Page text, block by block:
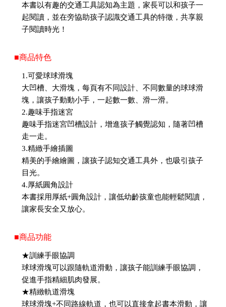
本書以有趣的交通工具認知為主題，家長可以和孩子一
起閱讀，並在旁協助孩子認識交通工具的特徵，共享親
子閱讀時光！
■商品特色
1.可愛球球滑塊
大凹槽、大滑塊，每頁有不同設計、不同數量的球球滑
塊，讓孩子動動小手，一起數一數、滑一滑。
2.趣味手指迷宮
趣味手指迷宮凹槽設計，增進孩子觸覺認知，隨著凹槽
走一走。
3.精緻手繪插圖
精美的手繪繪圖，讓孩子認知交通工具外，也吸引孩子
目光。
4.厚紙圓角設計
本書採用厚紙+圓角設計，讓低幼齡孩童也能輕鬆閱讀，
讓家長安全又放心。
■商品功能
★訓練手眼協調
球球滑塊可以跟隨軌道滑動，讓孩子能訓練手眼協調，
促進手指精細肌肉發展。
★精緻軌道滑塊
球球滑塊+不同路線軌道，也可以直接拿起書本滑動，讓